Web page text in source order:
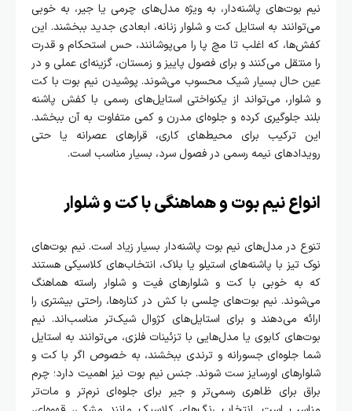
نیم بوت‌های پاشنه‌دار، به ویژه مدل‌های چرمی یا جیر، به خوبی
می‌توانند به استایل کت و شلوار زنانه، ابعادی جدید ببخشند. این
کفش‌ها، که اغلب تا مچ پا را می‌پوشانند، حس استحکام و قدرت
را منتقل می‌کنند و برای فصول پاییز و زمستان، گزینه‌ای عملی و در
عین حال بسیار شیک محسوب می‌شوند. پوشیدن نیم بوت با کت
و شلوار، می‌تواند از یکنواختی استایل‌های رسمی با کفش پاشنه
بلند جلوگیری کرده و جلوه‌ای مدرن و کمی متفاوت به آن ببخشد.
این ترکیب برای محیط‌های کاری، قرارهای عصرانه یا حتی
رویدادهای نیمه رسمی در فصول سرد، بسیار مناسب است.
انواع نیم بوت و هماهنگی با کت و شلوار
تنوع در مدل‌های نیم بوت پاشنه‌دار بسیار زیاد است. نیم بوت‌های
نوک تیز با پاشنه‌های استیلو یا بلاک، انتخاب‌های کلاسیکی هستند
که به خوبی با کت و شلوارهای فیت و شلوار راسته هماهنگ
می‌شوند. نیم بوت‌های چلسی با کش در کناره‌ها، راحتی بیشتری را
ارائه می‌دهند و برای استایل‌های کژوال شیک‌تر مناسب‌اند. نیم
بوت‌های کابوی یا مدل‌هایی با تزئینات فلزی، می‌توانند به استایل
شما جلوه‌ای جسورانه و ترندی ببخشند، به خصوص اگر با کت و
شلوارهای اورسایز ست شوند. جنس نیم بوت نیز اهمیت دارد؛ چرم
براق برای ظاهری رسمی‌تر و جیر برای جلوه‌ای نرم‌تر و مات‌تر